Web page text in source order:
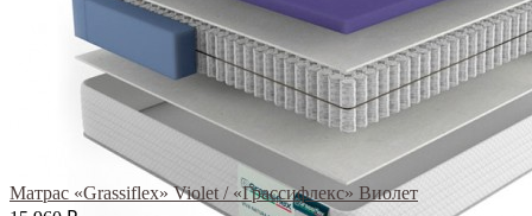
Матрас «Grassiflex» Violet / «Грассифлекс» Виолет